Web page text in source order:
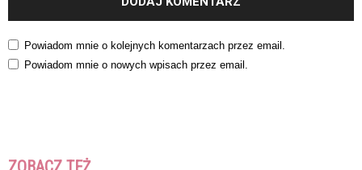
Powiadom mnie o kolejnych komentarzach przez email.
Powiadom mnie o nowych wpisach przez email.